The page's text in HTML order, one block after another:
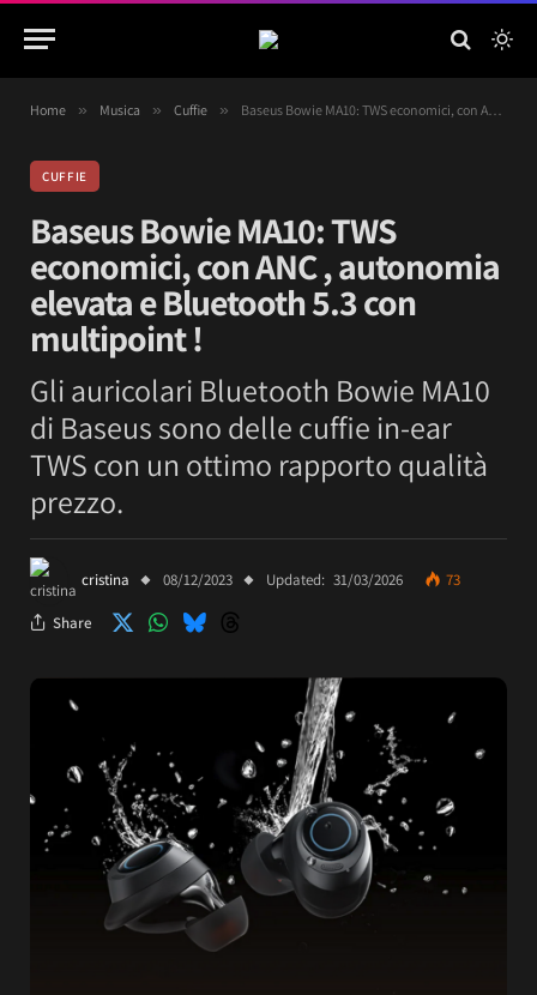
Home » Musica » Cuffie » Baseus Bowie MA10: TWS economici, con ANC , autonomia elevata e Bluetooth 5.3 con multipoint !
CUFFIE
Baseus Bowie MA10: TWS
economici, con ANC , autonomia
elevata e Bluetooth 5.3 con
multipoint !
Gli auricolari Bluetooth Bowie MA10
di Baseus sono delle cuffie in-ear
TWS con un ottimo rapporto qualità
prezzo.
cristina 08/12/2023 Updated: 31/03/2026 73
Share